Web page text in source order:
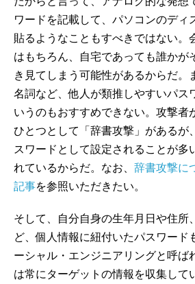
ワードを記載して、パソコンのディ
貼るようなこともすべきではない。
はもちろん、自宅であっても誰かが
き見てしまう可能性があるからだ。
名詞など、他人が類推しやすいパス
いうのもおすすめできない。攻撃者
ひとつとして「辞書攻撃」があるが
スワードとして設定されることが多
れているからだ。なお、 辞書攻撃に
記事を参照いただきたい。
そして、自分自身の生年月日や住所
ど、個人情報に紐付いたパスワード
ーシャル・エンジニアリングと呼ば
は常にターゲットの情報を収集して